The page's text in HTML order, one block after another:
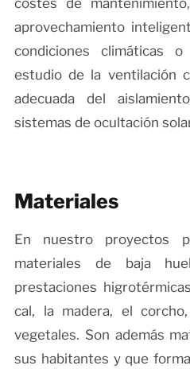
aprovechamiento
condiciones climáticas
estudio de la ventilación
adecuada del
sistemas de ocultación
Materiales
En nuestro proyectos
materiales de baja
prestaciones
cal, la madera, el
vegetales. Son además
sus habitantes y que